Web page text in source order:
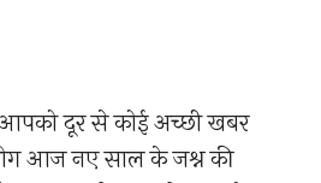
दूर से कोई अच्छी खबर
आज नए साल के जश्न की